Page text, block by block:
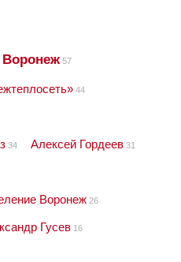
Воронеж 57
44
34 Алексей Гордеев 31
Воронеж 26
Гусев 16